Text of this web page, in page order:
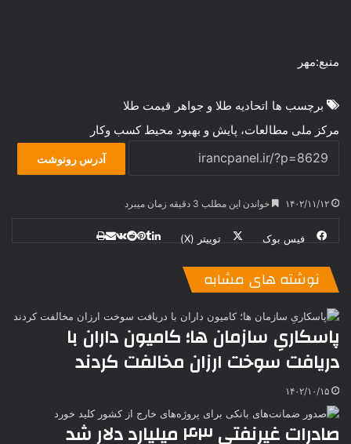
منبع:مهر
برچسب ها اتحادیه طلا و جواهر قیمت طلا
مرکز ملی مطالعات، پایش و بهبود محیط کسب وکار
آدرس رونوشت
۱۴۰۲/۱۱/۱۲ خواندن این مطلب 3 دقیقه زمان میبرد
فیس بوک توییتر (X)
ی
ن
ل
ر
ر
س
ت
ت
t
a
t
ا
م
نوشته های مشابه
پاسکاریِ سازمان ها؛ کامیون داران با
دریافت سوخت ارزان مخالفت کردند
۱۴۰۲/۱۰/۱۵
صادرات غیرنفتی ۴۳ میلیارد دلار شد